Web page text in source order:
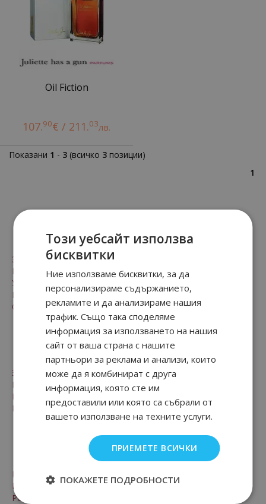
Oil Fiction
107.90€ / 211.03лв.
Показани 1 - 3 (всичко 3 позиции)
1
Заплащане и доставка
Безопасност
Условия за ползване
Рекламации и право на връщане
Онлайн решаване на спорове
За нас
За нас
Контакти
Произход на стоките
Мнения от клиенти на магазина
Лоялни клиенти
Програма за лоялни клиенти
Вход
Регистрация
Този уебсайт използва
бисквитки
Ние използваме бисквитки, за да
персонализираме съдържанието,
рекламите и да анализираме нашия
трафик. Също така споделяме
информация за използването на нашия
сайт от ваша страна с нашите
партньори за реклама и анализи, които
може да я комбинират с друга
информация, която сте им
предоставили или която са събрали от
вашето използване на техните услуги.
ПРИЕМЕТЕ ВСИЧКИ
ПОКАЖЕТЕ ПОДРОБНОСТИ